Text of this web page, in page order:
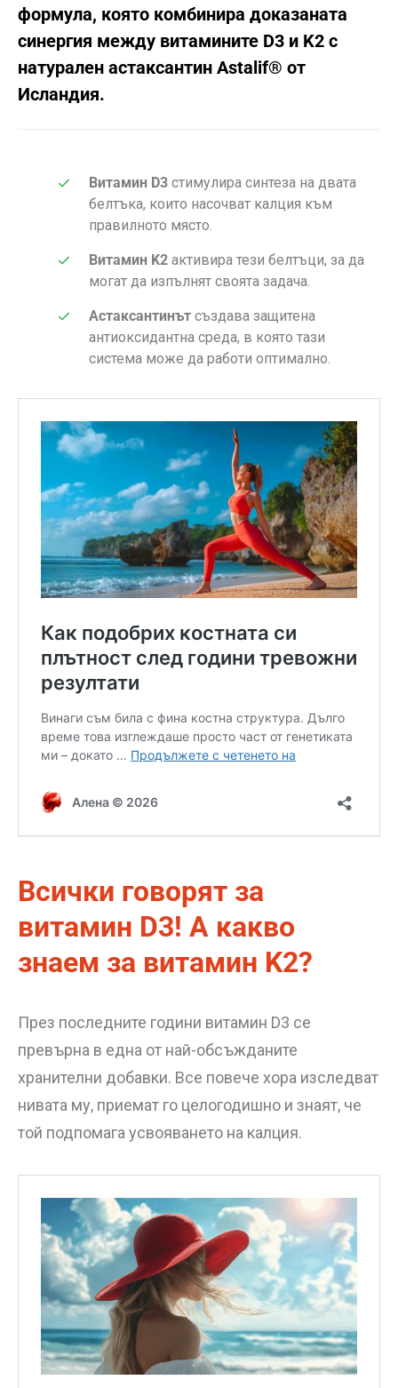
формула, която комбинира доказаната
синергия между витамините D3 и K2 с
натурален астаксантин Astalif® от
Исландия.
Витамин D3 стимулира синтеза на двата
белтъка, които насочват калция към
правилното място.
Витамин K2 активира тези белтъци, за да
могат да изпълнят своята задача.
Астаксантинът създава защитена
антиоксидантна среда, в която тази
система може да работи оптимално.
Всички говорят за
витамин D3! А какво
знаем за витамин K2?
През последните години витамин D3 се
превърна в една от най-обсъжданите
хранителни добавки. Все повече хора изследват
нивата му, приемат го целогодишно и знаят, че
той подпомага усвояването на калция.